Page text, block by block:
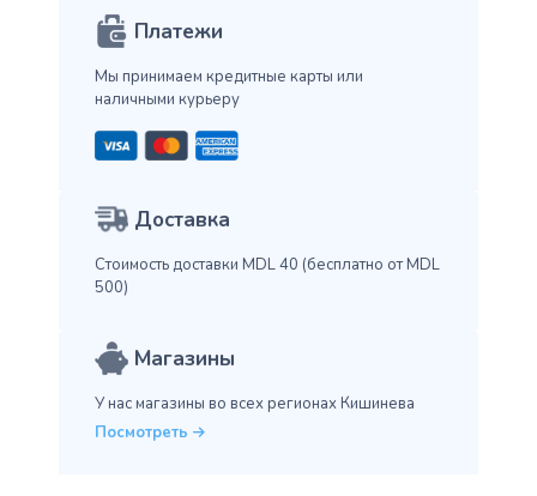
Платежи
Мы принимаем кредитные карты или
наличными курьеру
Доставка
Стоимость доставки MDL 40 (бесплатно от MDL
500)
Магазины
У нас магазины во всех регионах Кишинева
Посмотреть